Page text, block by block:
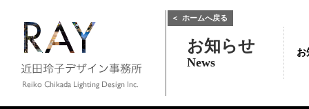
お知らせ
News
＜ ホームへ戻る
お